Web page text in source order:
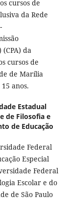
cursos de
da Rede
da
cursos de
de Marília
anos.
Estadual
de Filosofia e
de Educação
Federal
Especial
Federal
Escolar e do
de São Paulo